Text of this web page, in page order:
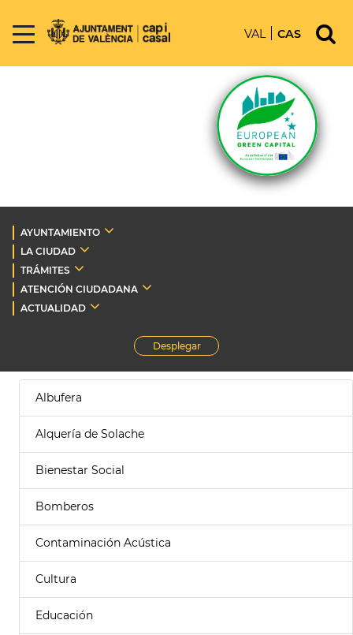
VAL CAS
AYUNTAMIENTO
LA CIUDAD
TRÁMITES
ATENCIÓN CIUDADANA
ACTUALIDAD
Desplegar
Albufera
Alquería de Solache
Bienestar Social
Bomberos
Contaminación Acústica
Cultura
Educación